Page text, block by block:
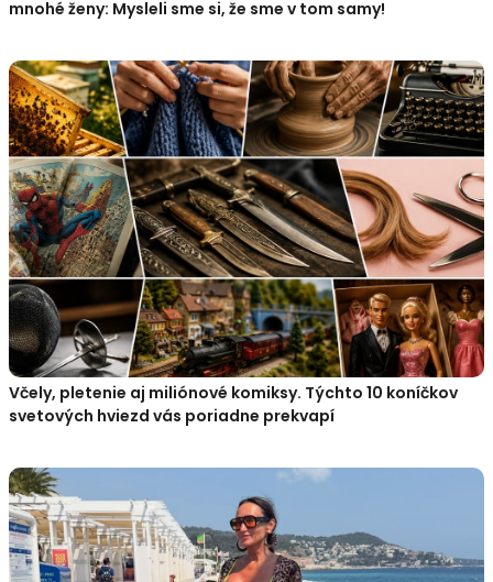
mnohé ženy: Mysleli sme si, že sme v tom samy!
Včely, pletenie aj miliónové komiksy. Týchto 10 koníčkov
svetových hviezd vás poriadne prekvapí